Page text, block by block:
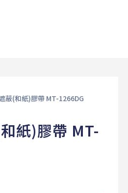
蔽(和紙)膠帶 MT-1266DG
紙)膠帶 MT-